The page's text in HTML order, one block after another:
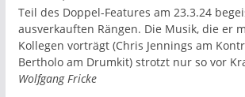
Teil des Doppel-Features am 23.3.24
ausverkauften Rängen. Die Musik, die er
Kollegen vorträgt (Chris Jennings am
Bertholo am Drumkit) strotzt nur so vor
Wolfgang Fricke